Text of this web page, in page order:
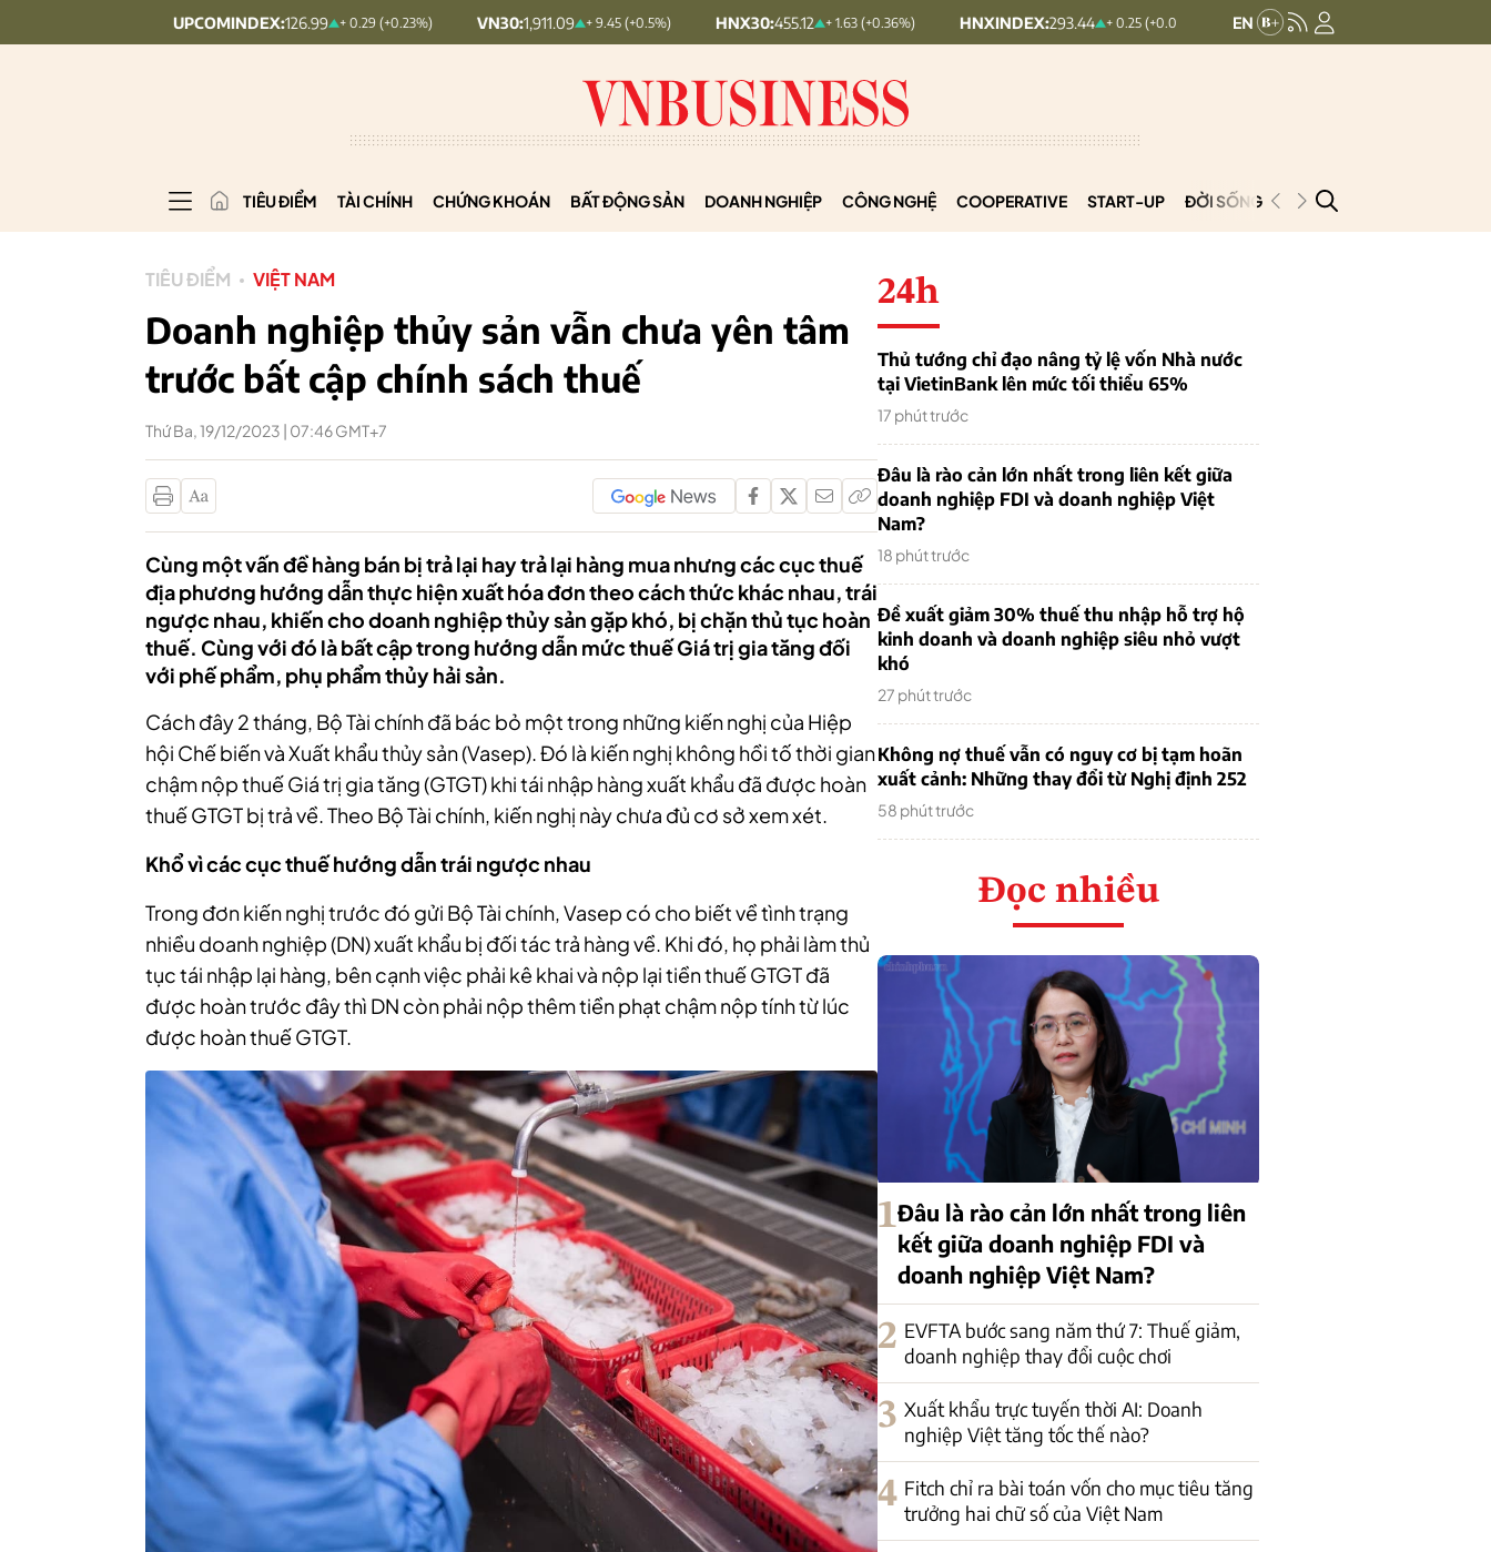
UPCOMINDEX:126.99 + 0.29 (+0.23%) VN30: 1,911.09 + 9.45 (+0.5%) HNX30: 455.12 + 1.63 (+0.36%) HNXINDEX:293.44 + 0.25 (+0.09%) UPCOMINDEX:126.99
TIÊU ĐIỂM TÀI CHÍNH CHỨNG KHOÁN BẤT ĐỘNG SẢN DOANH NGHIỆP CÔNG NGHỆ COOPERATIVE START-UP ĐỜI SỐNG PODCAST
TIÊU ĐIỂM VIỆT NAM
Doanh nghiệp thủy sản vẫn chưa yên tâm
trước bất cập chính sách thuế
Thứ Ba, 19/12/2023 | 07:46 GMT+7
Cùng một vấn đề hàng bán bị trả lại hay trả lại hàng mua nhưng các cục thuế
địa phương hướng dẫn thực hiện xuất hóa đơn theo cách thức khác nhau, trái
ngược nhau, khiến cho doanh nghiệp thủy sản gặp khó, bị chặn thủ tục hoàn
thuế. Cùng với đó là bất cập trong hướng dẫn mức thuế Giá trị gia tăng đối
với phế phẩm, phụ phẩm thủy hải sản.
Cách đây 2 tháng, Bộ Tài chính đã bác bỏ một trong những kiến nghị của Hiệp
hội Chế biến và Xuất khẩu thủy sản (Vasep). Đó là kiến nghị không hồi tố thời gian
chậm nộp thuế Giá trị gia tăng (GTGT) khi tái nhập hàng xuất khẩu đã được hoàn
thuế GTGT bị trả về. Theo Bộ Tài chính, kiến nghị này chưa đủ cơ sở xem xét.
Khổ vì các cục thuế hướng dẫn trái ngược nhau
Trong đơn kiến nghị trước đó gửi Bộ Tài chính, Vasep có cho biết về tình trạng
nhiều doanh nghiệp (DN) xuất khẩu bị đối tác trả hàng về. Khi đó, họ phải làm thủ
tục tái nhập lại hàng, bên cạnh việc phải kê khai và nộp lại tiền thuế GTGT đã
được hoàn trước đây thì DN còn phải nộp thêm tiền phạt chậm nộp tính từ lúc
được hoàn thuế GTGT.
24h
Thủ tướng chỉ đạo nâng tỷ lệ vốn Nhà nước
tại VietinBank lên mức tối thiểu 65%
17 phút trước
Đâu là rào cản lớn nhất trong liên kết giữa
doanh nghiệp FDI và doanh nghiệp Việt
Nam?
18 phút trước
Đề xuất giảm 30% thuế thu nhập hỗ trợ hộ
kinh doanh và doanh nghiệp siêu nhỏ vượt
khó
27 phút trước
Không nợ thuế vẫn có nguy cơ bị tạm hoãn
xuất cảnh: Những thay đổi từ Nghị định 252
58 phút trước
Đọc nhiều
1Đâu là rào cản lớn nhất trong liên
kết giữa doanh nghiệp FDI và
doanh nghiệp Việt Nam?
2 EVFTA bước sang năm thứ 7: Thuế giảm,
doanh nghiệp thay đổi cuộc chơi
3 Xuất khẩu trực tuyến thời AI: Doanh
nghiệp Việt tăng tốc thế nào?
4 Fitch chỉ ra bài toán vốn cho mục tiêu tăng
trưởng hai chữ số của Việt Nam